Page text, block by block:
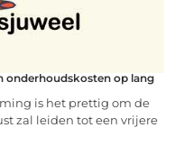
onderhoudskosten op lang
is het prettig om de
zal leiden tot een vrijere